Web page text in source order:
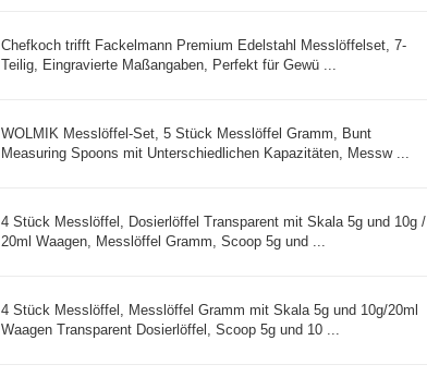
Chefkoch trifft Fackelmann Premium Edelstahl Messlöffelset, 7-
Teilig, Eingravierte Maßangaben, Perfekt für Gewü ...
WOLMIK Messlöffel-Set, 5 Stück Messlöffel Gramm, Bunt
Measuring Spoons mit Unterschiedlichen Kapazitäten, Messw ...
4 Stück Messlöffel, Dosierlöffel Transparent mit Skala 5g und 10g /
20ml Waagen, Messlöffel Gramm, Scoop 5g und ...
4 Stück Messlöffel, Messlöffel Gramm mit Skala 5g und 10g/20ml
Waagen Transparent Dosierlöffel, Scoop 5g und 10 ...